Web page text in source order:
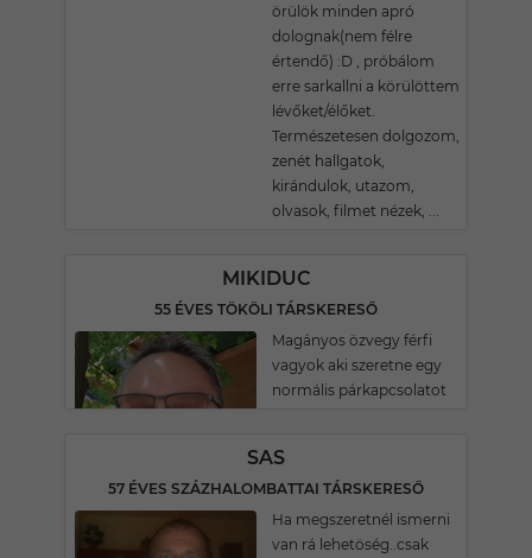
örülök minden apró
dolognak(nem félre
értendő) :D , próbálom
erre sarkallni a körülöttem
lévőket/élőket.
Természetesen dolgozom,
zenét hallgatok,
kirándulok, utazom,
olvasok, filmet nézek, ...
MIKIDUC
55 ÉVES TÖKÖLI TÁRSKERESŐ
Magányos özvegy férfi
vagyok aki szeretne egy
normális párkapcsolatot
SAS
57 ÉVES SZÁZHALOMBATTAI TÁRSKERESŐ
Ha megszeretnél ismerni
van rá lehetöség..csak